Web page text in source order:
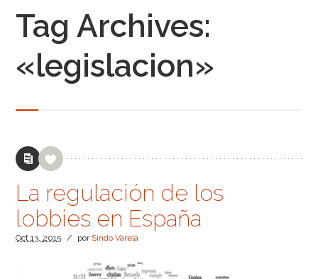
Tag Archives:
«legislacion»
La regulación de los
lobbies en España
Oct13, 2015 / por Sindo Varela